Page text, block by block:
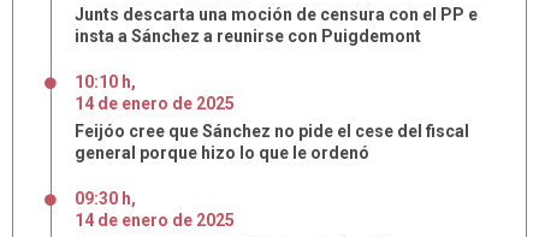
Junts descarta una moción de censura con el PP e
insta a Sánchez a reunirse con Puigdemont
10:10 h,
14 de enero de 2025
Feijóo cree que Sánchez no pide el cese del fiscal
general porque hizo lo que le ordenó
09:30 h,
14 de enero de 2025